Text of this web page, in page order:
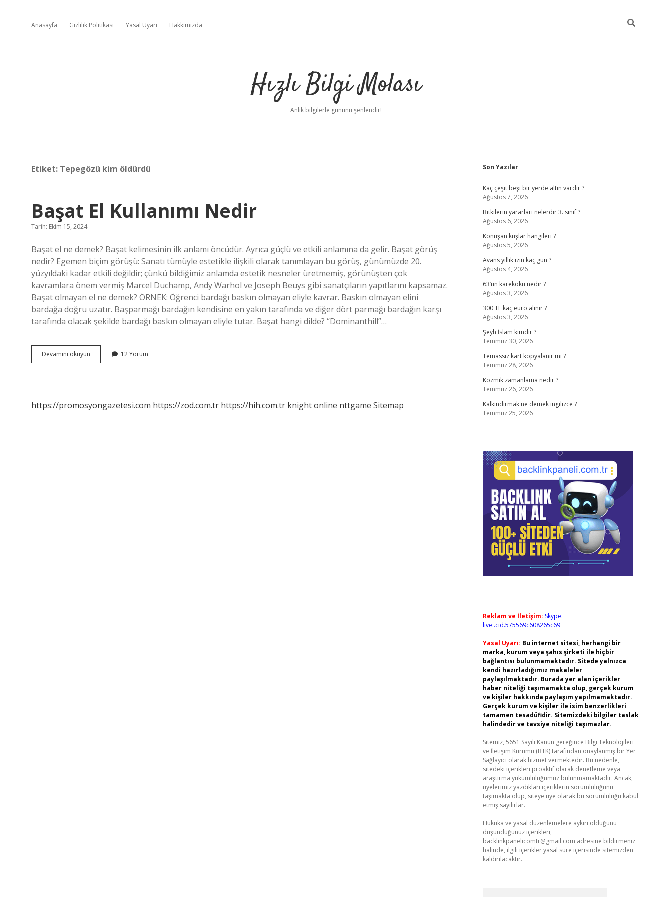
Anasayfa Gizlilik Politikası Yasal Uyarı Hakkımızda
Hızlı Bilgi Molası
Anlık bilgilerle gününü şenlendir!
Etiket: Tepegözü kim öldürdü
Başat El Kullanımı Nedir
Tarih: Ekim 15, 2024
Başat el ne demek? Başat kelimesinin ilk anlamı öncüdür. Ayrıca güçlü ve etkili anlamına da gelir. Başat görüş
nedir? Egemen biçim görüşü: Sanatı tümüyle estetikle ilişkili olarak tanımlayan bu görüş, günümüzde 20.
yüzyıldaki kadar etkili değildir; çünkü bildiğimiz anlamda estetik nesneler üretmemiş, görünüşten çok
kavramlara önem vermiş Marcel Duchamp, Andy Warhol ve Joseph Beuys gibi sanatçıların yapıtlarını kapsamaz.
Başat olmayan el ne demek? ÖRNEK: Öğrenci bardağı baskın olmayan eliyle kavrar. Baskın olmayan elini
bardağa doğru uzatır. Başparmağı bardağın kendisine en yakın tarafında ve diğer dört parmağı bardağın karşı
tarafında olacak şekilde bardağı baskın olmayan eliyle tutar. Başat hangi dilde? “Dominanthill”…
Devamını okuyun
El
12 Yorum
https://promosyongazetesi.com https://zod.com.tr https://hih.com.tr knight online nttgame Sitemap
Sidebar
Son Yazılar
Kaç çeşit beşi bir yerde altın vardır ?
Ağustos 7, 2026
Bitkilerin yararları nelerdir 3. sınıf ?
Ağustos 6, 2026
Konuşan kuşlar hangileri ?
Ağustos 5, 2026
Avans yıllık izin kaç gün ?
Ağustos 4, 2026
63’ün karekökü nedir ?
Ağustos 3, 2026
300 TL kaç euro alınır ?
Ağustos 3, 2026
Şeyh İslam kimdir ?
Temmuz 30, 2026
Temassız kart kopyalanır mı ?
Temmuz 28, 2026
Kozmik zamanlama nedir ?
Temmuz 26, 2026
Kalkındırmak ne demek ingilizce ?
Temmuz 25, 2026
Reklam ve İletişim: Skype:
live:.cid.575569c608265c69
Yasal Uyarı: Bu internet sitesi, herhangi bir
marka, kurum veya şahıs şirketi ile hiçbir
bağlantısı bulunmamaktadır. Sitede yalnızca
kendi hazırladığımız makaleler
paylaşılmaktadır. Burada yer alan içerikler
haber niteliği taşımamakta olup, gerçek kurum
ve kişiler hakkında paylaşım yapılmamaktadır.
Gerçek kurum ve kişiler ile isim benzerlikleri
tamamen tesadüfidir. Sitemizdeki bilgiler taslak
halindedir ve tavsiye niteliği taşımazlar.
Sitemiz, 5651 Sayılı Kanun gereğince Bilgi Teknolojileri
ve İletişim Kurumu (BTK) tarafından onaylanmış bir Yer
Sağlayıcı olarak hizmet vermektedir. Bu nedenle,
sitedeki içerikleri proaktif olarak denetleme veya
araştırma yükümlülüğümüz bulunmamaktadır. Ancak,
üyelerimiz yazdıkları içeriklerin sorumluluğunu
taşımakta olup, siteye üye olarak bu sorumluluğu kabul
etmiş sayılırlar.
Hukuka ve yasal düzenlemelere aykırı olduğunu
düşündüğünüz içerikleri,
backlinkpanelicomtr@gmail.com adresine bildirmeniz
halinde, ilgili içerikler yasal süre içerisinde sitemizden
kaldırılacaktır.